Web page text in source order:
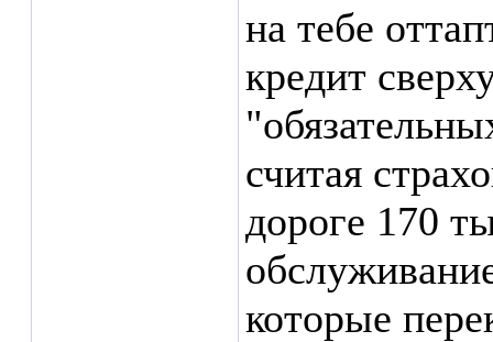
на тебе
кредит
считая
дороге 170
которые